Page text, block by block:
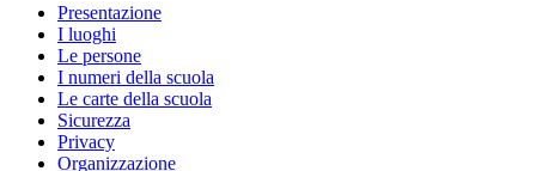
Presentazione
I luoghi
Le persone
I numeri della scuola
Le carte della scuola
Sicurezza
Privacy
Organizzazione